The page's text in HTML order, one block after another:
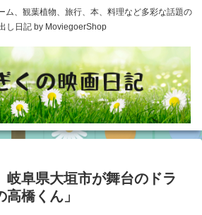
ム、観葉植物、旅行、本、料理など多彩な話題の
し日記 by MoviegoerShop
阜県大垣市が舞台のドラ
橋くん」